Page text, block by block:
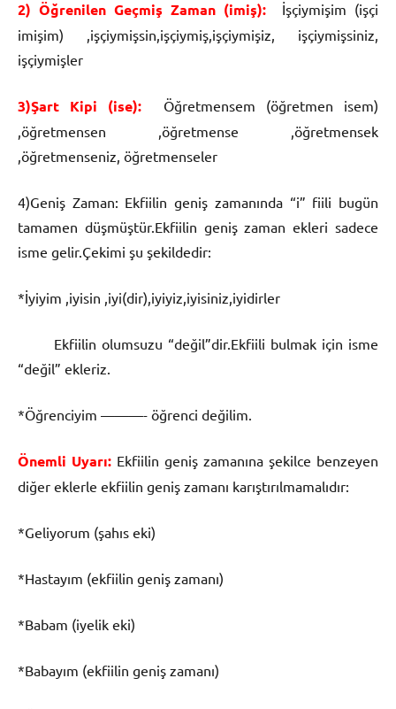
2) Öğrenilen Geçmiş Zaman (imiş):
İşçiymişim (işçi
imişim) ,işçiymişsin,işçiymiş,işçiymişiz, işçiymişsiniz,
işçiymişler
3)Şart Kipi (ise):
Öğretmensem (öğretmen isem)
,öğretmensen ,öğretmense ,öğretmensek
,öğretmenseniz, öğretmenseler
4)Geniş Zaman: Ekfiilin geniş zamanında “i” fiili bugün
tamamen düşmüştür.Ekfiilin geniş zaman ekleri sadece
isme gelir.Çekimi şu şekildedir:
*İyiyim ,iyisin ,iyi(dir),iyiyiz,iyisiniz,iyidirler
Ekfiilin olumsuzu “değil”dir.Ekfiili bulmak için isme
“değil” ekleriz.
*Öğrenciyim ———- öğrenci değilim.
Önemli Uyarı: Ekfiilin geniş zamanına şekilce benzeyen
diğer eklerle ekfiilin geniş zamanı karıştırılmamalıdır:
*Geliyorum (şahıs eki)
*Hastayım (ekfiilin geniş zamanı)
*Babam (iyelik eki)
*Babayım (ekfiilin geniş zamanı)